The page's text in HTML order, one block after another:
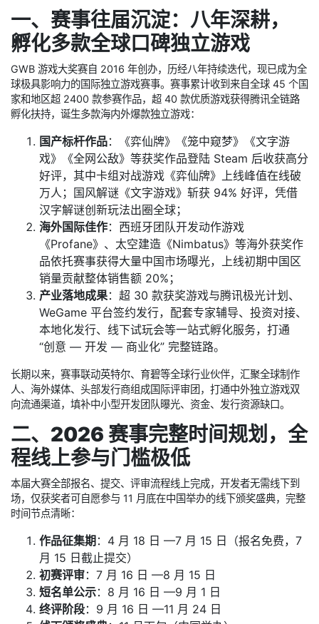
一、赛事往届沉淀：八年深耕，
孵化多款全球口碑独立游戏
GWB 游戏大奖赛自 2016 年创办，历经八年持续迭代，现已成为全
球极具影响力的国际独立游戏赛事。赛事累计收到来自全球 45 个国
家和地区超 2400 款参赛作品，超 40 款优质游戏获得腾讯全链路
孵化扶持，诞生多款海内外爆款独立游戏：
国产标杆作品：《弈仙牌》《笼中窥梦》《文字游
戏》《全网公敌》等获奖作品登陆 Steam 后收获高分
好评，其中卡组对战游戏《弈仙牌》上线峰值在线破
万人；国风解谜《文字游戏》斩获 94% 好评，凭借
汉字解谜创新玩法出圈全球；
海外国际佳作：西班牙团队开发动作游戏
《Profane》、太空建造《Nimbatus》等海外获奖作
品依托赛事获得大量中国市场曝光，上线初期中国区
销量贡献整体销售额 20%；
产业落地成果：超 30 款获奖游戏与腾讯极光计划、
WeGame 平台签约发行，配套专家辅导、投资对接、
本地化发行、线下试玩会等一站式孵化服务，打通
“创意 — 开发 — 商业化” 完整链路。
长期以来，赛事联动英特尔、育碧等全球行业伙伴，汇聚全球制作
人、海外媒体、头部发行商组成国际评审团，打通中外独立游戏双
向流通渠道，填补中小型开发团队曝光、资金、发行资源缺口。
二、2026 赛事完整时间规划，全
程线上参与门槛极低
本届大赛全部报名、提交、评审流程线上完成，开发者无需线下到
场，仅获奖者可自愿参与 11 月底在中国举办的线下颁奖盛典，完整
时间节点清晰：
作品征集期：4 月 18 日 —7 月 15 日（报名免费，7
月 15 日截止提交）
初赛评审：7 月 16 日 —8 月 15 日
短名单公示：8 月 16 日 —9 月 1 日
终评阶段：9 月 16 日 —11 月 24 日